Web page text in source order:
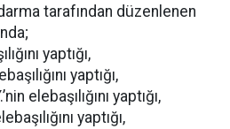
tarafından düzenlenen
yaptığı,
yaptığı,
elebaşılığını yaptığı,
yaptığı,